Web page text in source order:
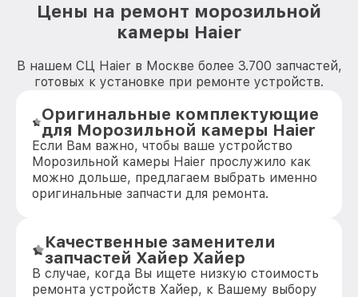
Цены на ремонт морозильной
камеры Haier
В нашем СЦ Haier в Москве более 3.700 запчастей,
готовых к установке при ремонте устройств.
Оригинальные комплектующие
для Морозильной камеры Haier
Если Вам важно, чтобы ваше устройство
Морозильной камеры Haier прослужило как
можно дольше, предлагаем выбрать именно
оригинальные запчасти для ремонта.
Качественные заменители
запчастей Хайер Хайер
В случае, когда Вы ищете низкую стоимость
ремонта устройств Хайер, к Вашему выбору